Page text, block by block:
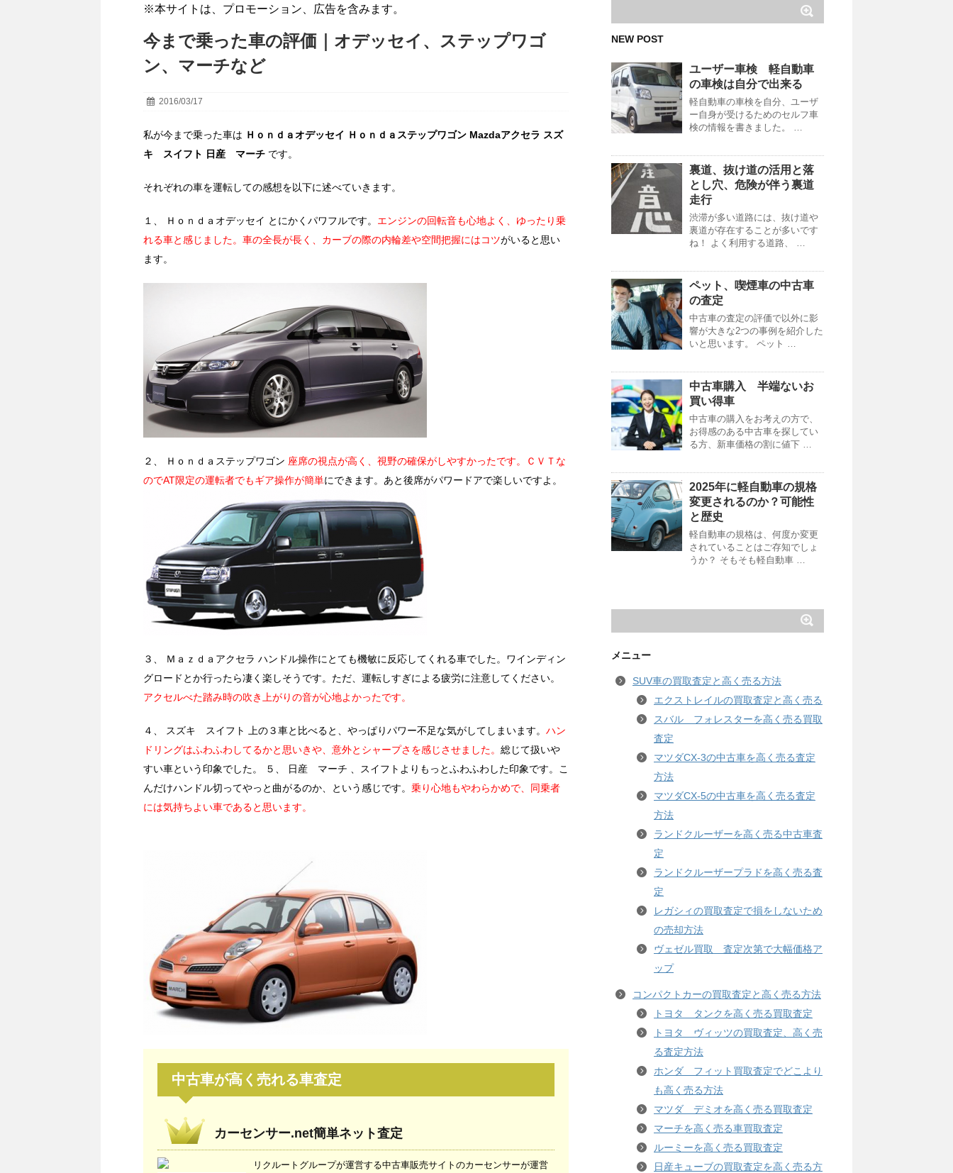
※本サイトは、プロモーション、広告を含みます。
今まで乗った車の評価｜オデッセイ、ステップワゴ
ン、マーチなど
2016/03/17
私が今まで乗った車は Ｈｏｎｄａオデッセイ Ｈｏｎｄａステップワゴン Mazdaアクセラ スズ
キ スイフト 日産 マーチ です。
それぞれの車を運転しての感想を以下に述べていきます。
１、 Ｈｏｎｄａオデッセイ とにかくパワフルです。 エンジンの回転音も心地よく、ゆったり乗
れる車と感じました。車の全長が長く、カーブの際の内輪差や空間把握にはコツがいると思い
ます。
２、 Ｈｏｎｄａステップワゴン 座席の視点が高く、視野の確保がしやすかったです。ＣＶＴな
のでAT限定の運転者でもギア操作が簡単にできます。あと後席がパワードアで楽しいですよ。
３、 Ｍａｚｄａアクセラ ハンドル操作にとても機敏に反応してくれる車でした。ワインディン
グロードとか行ったら凄く楽しそうです。ただ、運転しすぎによる疲労に注意してください。
アクセルべた踏み時の吹き上がりの音が心地よかったです。
４、 スズキ スイフト 上の３車と比べると、やっぱりパワー不足な気がしてしまいます。 ハン
ドリングはふわふわしてるかと思いきや、意外とシャープさを感じさせました。 総じて扱いや
すい車という印象でした。 ５、 日産 マーチ 、スイフトよりもっとふわふわした印象です。こ
んだけハンドル切ってやっと曲がるのか、という感じです。 乗り心地もやわらかめで、同乗者
には気持ちよい車であると思います。
中古車が高く売れる車査定
カーセンサー.net簡単ネット査定
リクルートグループが運営する中古車販売サイトのカーセンサーが運営
NEW POST
ユーザー車検 軽自動車
の車検は自分で出来る
軽自動車の車検を自分、ユーザ
ー自身が受けるためのセルフ車
検の情報を書きました。 …
裏道、抜け道の活用と落
とし穴、危険が伴う裏道
走行
渋滞が多い道路には、抜け道や
裏道が存在することが多いです
ね！ よく利用する道路、 …
ペット、喫煙車の中古車
の査定
中古車の査定の評価で以外に影
響が大きな2つの事例を紹介した
いと思います。 ペット …
中古車購入 半端ないお
買い得車
中古車の購入をお考えの方で、
お得感のある中古車を探してい
る方、新車価格の割に値下 …
2025年に軽自動車の規格
変更されるのか？可能性
と歴史
軽自動車の規格は、何度か変更
されていることはご存知でしょ
うか？ そもそも軽自動車 …
メニュー
SUV車の買取査定と高く売る方法
エクストレイルの買取査定と高く売る
スバル フォレスターを高く売る買取
査定
マツダCX-3の中古車を高く売る査定
方法
マツダCX-5の中古車を高く売る査定
方法
ランドクルーザーを高く売る中古車査
定
ランドクルーザープラドを高く売る査
定
レガシィの買取査定で損をしないため
の売却方法
ヴェゼル買取 査定次第で大幅価格ア
ップ
コンパクトカーの買取査定と高く売る方法
トヨタ タンクを高く売る買取査定
トヨタ ヴィッツの買取査定、高く売
る査定方法
ホンダ フィット買取査定でどこより
も高く売る方法
マツダ デミオを高く売る買取査定
マーチを高く売る車買取査定
ルーミーを高く売る買取査定
日産キューブの買取査定を高く売る方